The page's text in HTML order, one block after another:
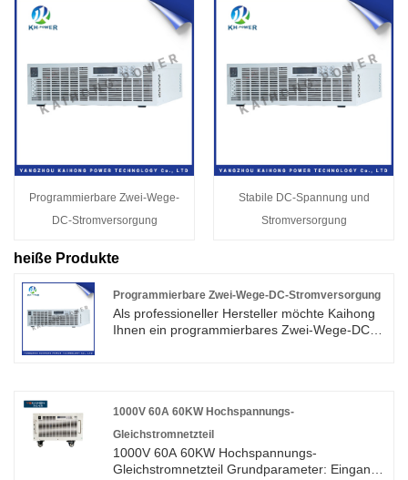
Programmierbare Zwei-Wege-
DC-Stromversorgung
Stabile DC-Spannung und
Stromversorgung
heiße Produkte
Programmierbare Zwei-Wege-DC-Stromversorgung
Als professioneller Hersteller möchte Kaihong
Ihnen ein programmierbares Zwei-Wege-DC-
das DC-Netzteil und Rückkopplungslast
integriert.
1000V 60A 60KW Hochspannungs-
Gleichstromnetzteil
1000V 60A 60KW Hochspannungs-
Gleichstromnetzteil Grundparameter: Eingang